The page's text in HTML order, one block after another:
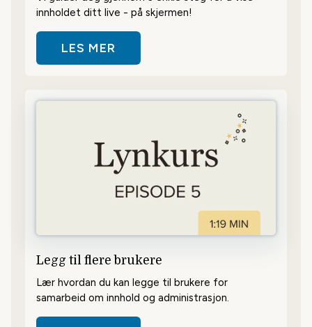
innholdet ditt live - på skjermen!
LES MER
OM HVORDAN KOBLE TIL EN
Legg til flere brukere
Lær hvordan du kan legge til brukere for
samarbeid om innhold og administrasjon.